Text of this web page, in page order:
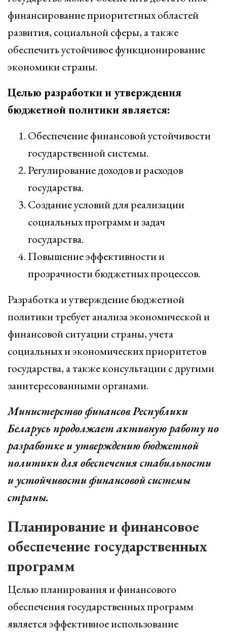
финансирование приоритетных областей
развития, социальной сферы, а также
обеспечить устойчивое функционирование
экономики страны.
Целью разработки и утверждения
бюджетной политики является:
Обеспечение финансовой устойчивости
государственной системы.
Регулирование доходов и расходов
государства.
Создание условий для реализации
социальных программ и задач
государства.
Повышение эффективности и
прозрачности бюджетных процессов.
Разработка и утверждение бюджетной
политики требует анализа экономической и
финансовой ситуации страны, учета
социальных и экономических приоритетов
государства, а также консультации с другими
заинтересованными органами.
Министерство финансов Республики
Беларусь продолжает активную работу по
разработке и утверждению бюджетной
политики для обеспечения стабильности
и устойчивости финансовой системы
страны.
Планирование и финансовое
обеспечение государственных
программ
Целью планирования и финансового
обеспечения государственных программ
является эффективное использование